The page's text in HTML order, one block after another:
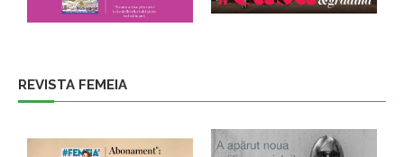
REVISTA FEMEIA